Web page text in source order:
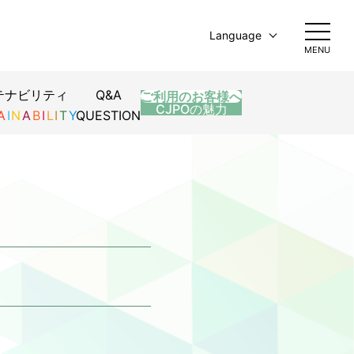
MENU
Language
简体中文
ナビリティ
I N A B I LITY
Q&A
QUESTION
ご利用のお客様へ
CJPOの魅力